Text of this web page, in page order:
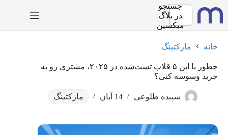
به
محتوا
جستجو
در بلاگ
میکسین
خانه مارکتینگ
چطور با این ۵ قلاب تست‌شده در ۲۰۲۵، مشتری رو به
خرید وسوسه کنی؟
سپیده طلوعی 14 آبان مارکتینگ